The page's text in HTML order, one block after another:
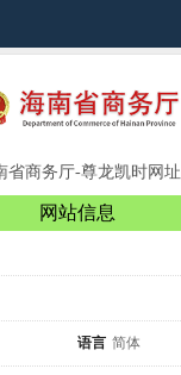
省商务厅-尊龙凯时网址
网站信息
语言 简体